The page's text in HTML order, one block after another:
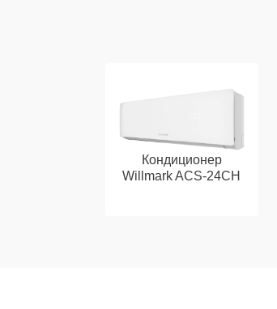
Кондиционер
Willmark ACS-24CH